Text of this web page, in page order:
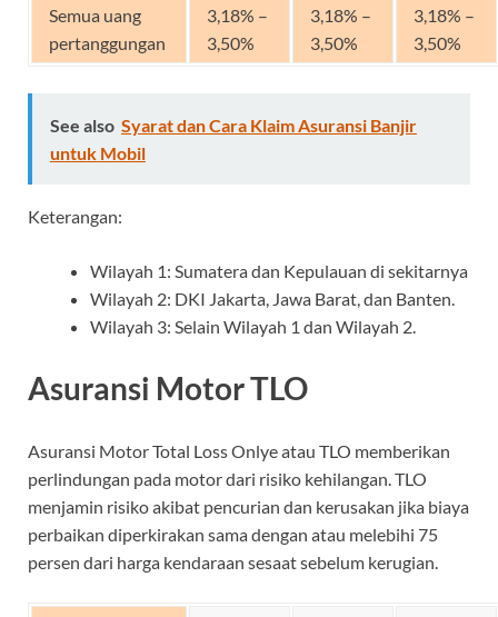
Semua uang
pertanggungan
3,18% –
3,50%
3,18% –
3,50%
3,18% –
3,50%
See also Syarat dan Cara Klaim Asuransi Banjir
untuk Mobil
Keterangan:
Wilayah 1: Sumatera dan Kepulauan di sekitarnya
Wilayah 2: DKI Jakarta, Jawa Barat, dan Banten.
Wilayah 3: Selain Wilayah 1 dan Wilayah 2.
Asuransi Motor TLO
Asuransi Motor Total Loss Onlye atau TLO memberikan
perlindungan pada motor dari risiko kehilangan. TLO
menjamin risiko akibat pencurian dan kerusakan jika biaya
perbaikan diperkirakan sama dengan atau melebihi 75
persen dari harga kendaraan sesaat sebelum kerugian.